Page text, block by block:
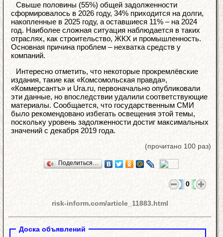
Свыше половины (55%) общей задолженности
сформировалось в 2026 году, 34% приходится на долги,
накопленные в 2025 году, а оставшиеся 11% – на 2024
год. Наиболее сложная ситуация наблюдается в таких
отраслях, как строительство, ЖКХ и промышленность.
Основная причина проблем – нехватка средств у
компаний.
Интересно отметить, что некоторые прокремлёвские
издания, такие как «Комсомольская правда»,
«Коммерсантъ» и Ura.ru, первоначально опубликовали
эти данные, но впоследствии удалили соответствующие
материалы. Сообщается, что государственным СМИ
было рекомендовано избегать освещения этой темы,
поскольку уровень задолженности достиг максимальных
значений с декабря 2019 года.
(прочитано 100 раз)
Поделиться…
0
risk-inform.com/article_11883.html
Доска объявлений